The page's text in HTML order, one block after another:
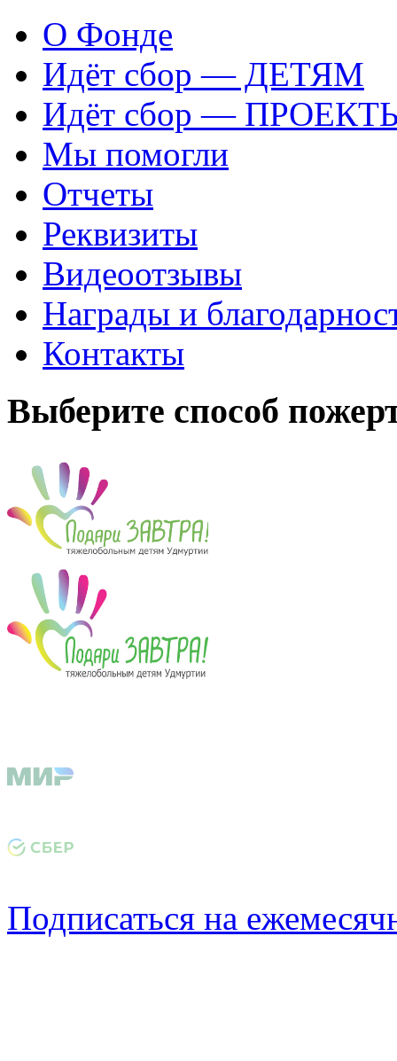
О Фонде
Идёт сбор — ДЕТЯМ
Идёт сбор —
Мы помогли
Отчеты
Реквизиты
Видеоотзывы
Награды и
Контакты
Выберите способ
Подписаться на